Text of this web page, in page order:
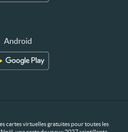
Android
cartes virtuelles gratuites pour toutes les